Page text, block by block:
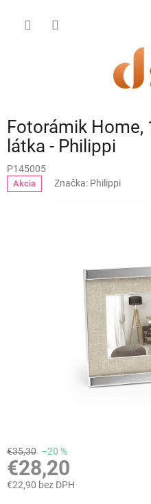
obsah
Fotorámik Home,
látka - Philippi
P145005
Akcia Značka: Philippi
€35,30 –20 %
€28,20
€22,90 bez DPH